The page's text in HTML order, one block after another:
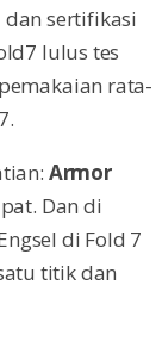
dan sertifikasi
lulus tes
rata-
Armor
Dan di
di Fold 7
titik dan